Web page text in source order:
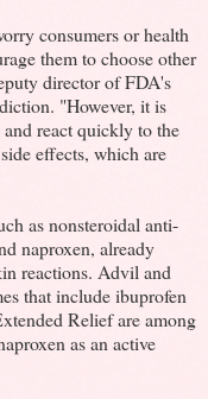
consumers or health
them to choose other
director of FDA's
"However, it is
react quickly to the
effects, which are
as nonsteroidal anti-
naproxen, already
reactions. Advil and
that include ibuprofen
Relief are among
as an active